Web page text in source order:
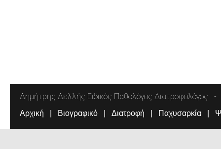
Δημήτρης Δελλής Ειδικός Παθολόγος Διατροφολόγος
Αρχική Βιογραφικό Διατροφή Παχυσαρκία